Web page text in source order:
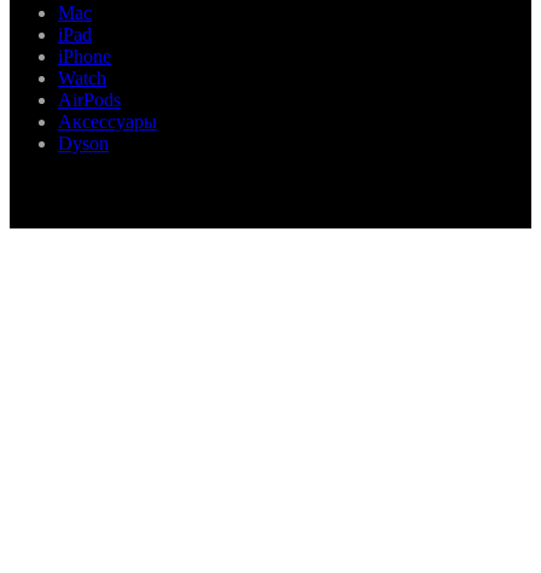
Mac
iPad
iPhone
Watch
AirPods
Аксессуары
Dyson